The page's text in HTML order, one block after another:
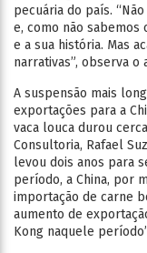
pecuária do país.
e, como não sabemos
e a sua história. Mas
narrativas”, observa o
A suspensão mais
exportações para a
vaca louca durou
Consultoria, Rafael
levou dois anos para
período, a China, por
importação de carne
aumento de
Kong naquele